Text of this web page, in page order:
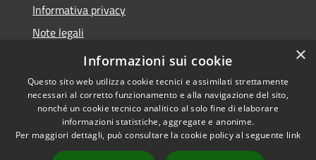
Informativa privacy
Note legali
Dichiarazione di accessibilità
Accessibilità
Copyright © 2026 • Comune di
Caravaggio • Powered by
×
Informazioni sui cookie
Questo sito web utilizza cookie tecnici e assimilati strettamente
necessari al corretto funzionamento e alla navigazione del sito,
nonché un cookie tecnico analitico al solo fine di elaborare
informazioni statistiche, aggregate e anonime.
Per maggiori dettagli, può consultare la cookie policy al seguente link